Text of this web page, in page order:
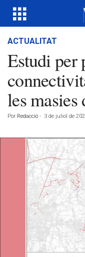
ACTUALITAT
Estudi per
les masies
Por Redacció - 3 de juliol de